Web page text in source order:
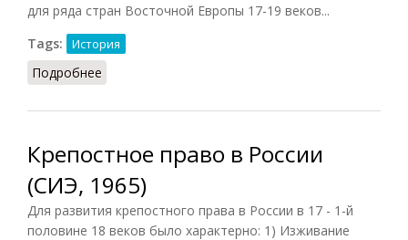
для ряда стран Восточной Европы 17-19 веков...
Tags:
История
Подробнее
Крепостное право в России
(СИЭ, 1965)
Для развития крепостного права в России в 17 - 1-й
половине 18 веков было характерно: 1) Изживание